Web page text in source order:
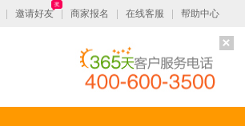
邀请好友
奖
商家报名 在线客服 帮助中心